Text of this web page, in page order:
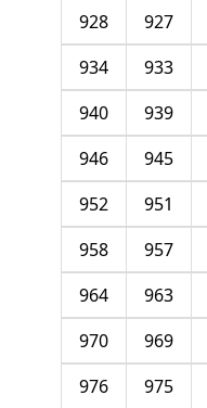
927
928
933
934
939
940
945
946
951
952
957
958
963
964
969
970
975
976